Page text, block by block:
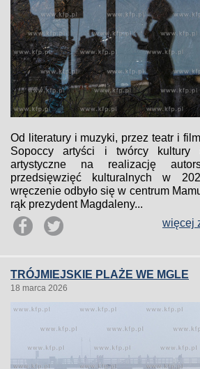
Od literatury i muzyki, przez teatr i
Sopoccy artyści i twórcy kultury
artystyczne na realizację
przedsięwzięć kulturalnych w
wręczenie odbyło się w centrum
rąk prezydent Magdaleny...
więcej
TRÓJMIEJSKIE PLAŻE WE MGLE
18 marca 2026